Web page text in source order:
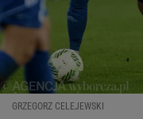
GRZEGORZ CELEJEWSKI